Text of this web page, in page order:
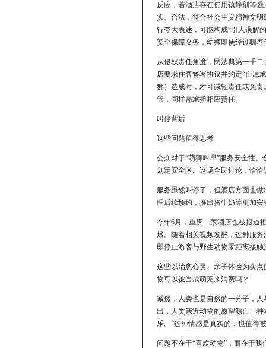
反应，若酒店存在使用镇静剂等
实、合法，符合社会主义精神文
行夸大表述，可能构成“引人误解
安全保障义务，幼狮即使经过驯
从侵权责任角度，民法典第一千
店要求住客签署协议并约定“自愿
狮）造成时，才可减轻责任或免
管，同样需承担相应责任。
叫停背后
这些问题值得思考
公众对于“萌狮叫早”服务安全性
划定安全区。这场全民讨论，恰
服务虽然叫停了，但酒店方面也
理后续预约，推出挤牛奶等更加
今年6月，重庆一家酒店也被报道
爆。随着相关视频发酵，这种服
即停止游客与野生动物零距离接触
这些以治愈心灵、亲子体验为卖
物可以被当成萌宠来消费吗？
诚然，人类也是自然的一分子，
出，人类亲近动物的愿望源自一
乐。”这种情感是真实的，也值得
问题不在于“喜欢动物”，而在于